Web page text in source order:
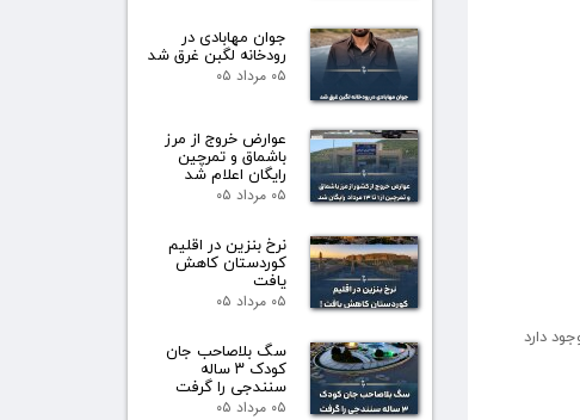
دارد
جوان مهابادی در
رودخانه لگبن غرق شد
۰۵ مرداد ۰۵
عوارض خروج از مرز
باشماق و تمرچین
رایگان اعلام شد
۰۵ مرداد ۰۵
نرخ بنزین در اقلیم
کوردستان کاهش
یافت
۰۵ مرداد ۰۵
سگ بلاصاحب جان
کودک ۳ ساله
سنندجی را گرفت
۰۵ مرداد ۰۵